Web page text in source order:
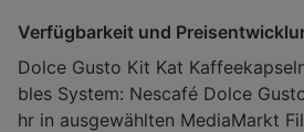
Verfügbarkeit und
Dolce Gusto Kit Kat
bles System: Nescafé Dolce
hr in ausgewählten MediaMarkt